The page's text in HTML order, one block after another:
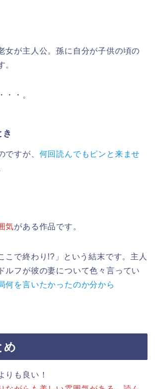
女が主人公。孫に自分が子供の頃の
。
・・。
き
ですが、 何回読んでもピンと来ませ
気がある作品です。
こで終わり!?」という結末です。主人
ルフが彼の妻について色々言ってい
何を言いたかったのか分から
め
りも良い！